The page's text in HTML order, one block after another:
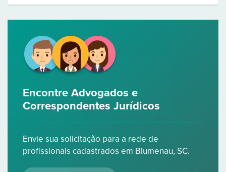
Encontre Advogados e
Correspondentes Jurídicos
Envie sua solicitação para a rede de
profissionais cadastrados em Blumenau, SC.